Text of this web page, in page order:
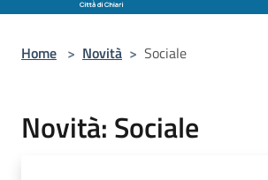
Home > Novità > Sociale
Novità: Sociale